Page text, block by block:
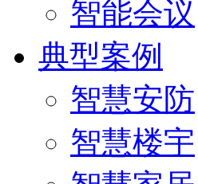
智能会议
典型案例
智慧安防
智慧楼宇